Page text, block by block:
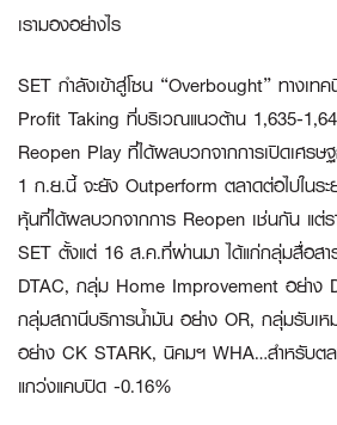
เรามองอย่างไร
SET กำลังเข้าสู่โซน “Overbought” ทางเทค
Profit Taking ที่บริเวณแนวต้าน 1,635-
Reopen Play ที่ได้ผลบวกจากการเปิดเศร
1 ก.ย.นี้ จะยัง Outperform ตลาดต่อไปในระ
หุ้นที่ได้ผลบวกจากการ Reopen เช่นกัน แต่
SET ตั้งแต่ 16 ส.ค.ที่ผ่านมา ได้แก่กลุ่มสื่อส
DTAC, กลุ่ม Home Improvement อย่าง
กลุ่มสถานีบริการน้ำมัน อย่าง OR, กลุ่มรับเห
อย่าง CK STARK, นิคมฯ WHA…สำหรับต
แกว่งแคบปิด -0.16%